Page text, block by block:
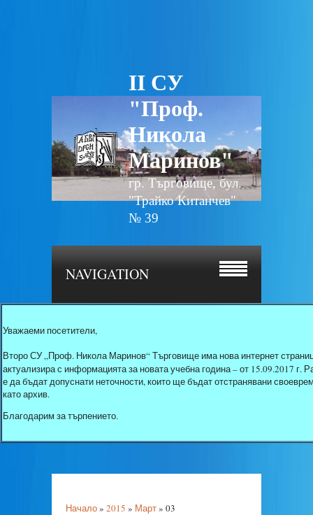
II СУ
"Проф.
Никола
Маринов"
гр. Търговище, бул.
"Трайко Китанчев"
№ 39
NAVIGATION
Уважаеми посетители,
Второ СУ „Проф. Никола Маринов“ Търговище има нова интернет
актуализира с информацията за новата учебна година – от 15.09.2017
е да бъдат допуснати неточности, които ще бъдат отстранявани
като архив.
Благодарим за търпението.
Начало» 2015 » Март» 03